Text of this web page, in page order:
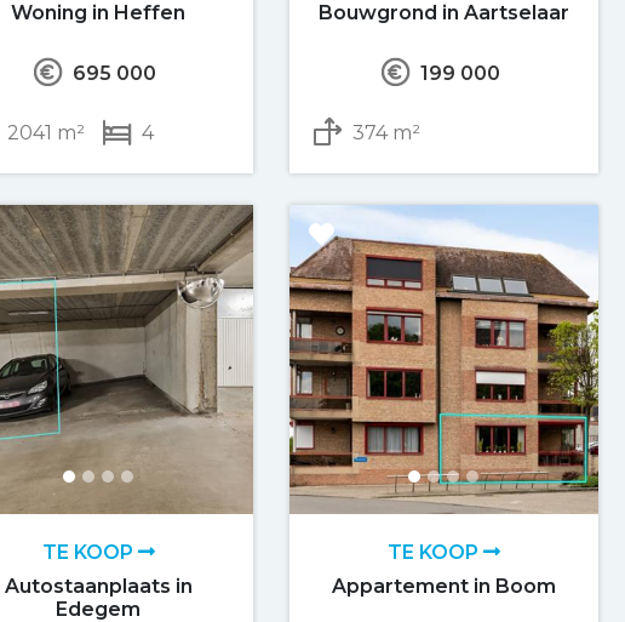
Woning in Heffen
695 000
2041 m² 4
Bouwgrond in Aartselaar
199 000
374 m²
TE KOOP
Autostaanplaats in
Edegem
TE KOOP
Appartement in Boom